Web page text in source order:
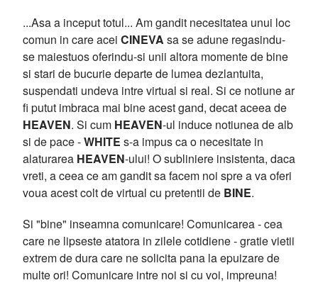
...Asa a inceput totul... Am gandit necesitatea unui loc
comun in care acei CINEVA sa se adune regasindu-
se maiestuos oferindu-si unii altora momente de bine
si stari de bucurie departe de lumea dezlantuita,
suspendati undeva intre virtual si real. Si ce notiune ar
fi putut imbraca mai bine acest gand, decat aceea de
HEAVEN. Si cum HEAVEN-ul induce notiunea de alb
si de pace -WHITE s-a impus ca o necesitate in
alaturarea HEAVEN-ului! O subliniere insistenta, daca
vreti, a ceea ce am gandit sa facem noi spre a va oferi
voua acest colt de virtual cu pretentii de BINE.
Si "bine" inseamna comunicare! Comunicarea - cea
care ne lipseste atatora in zilele cotidiene - gratie vietii
extrem de dura care ne solicita pana la epuizare de
multe ori! Comunicare intre noi si cu voi, impreuna!